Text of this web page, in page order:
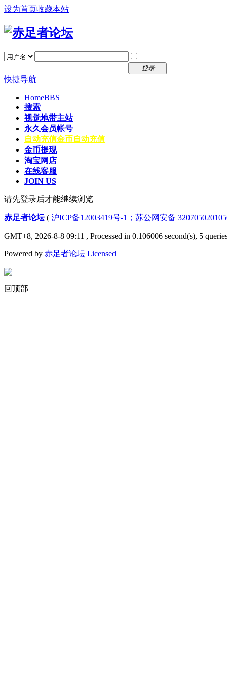
设为首页收藏本站
登录
快捷导航
HomeBBS
搜索
视觉地带主站
永久会员帐号
自动充值金币自动充值
金币提现
淘宝网店
在线客服
JOIN US
请先登录后才能继续浏览
赤足者论坛( 沪ICP备12003419号-1；苏公网安备
GMT+8, 2026-8-8 09:11 , Processed in 0.106006 second(s), 5
Powered by 赤足者论坛 Licensed
回顶部